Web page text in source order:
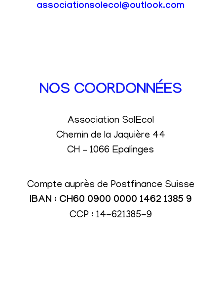
associationsolecol@outlook.com
NOS COORDONNÉES
Association SolEcol
Chemin de la Jaquière 44
CH – 1066 Epalinges
Compte auprès de Postfinance Suisse
IBAN : CH60 0900 0000 1462 1385 9
CCP : 14-621385-9